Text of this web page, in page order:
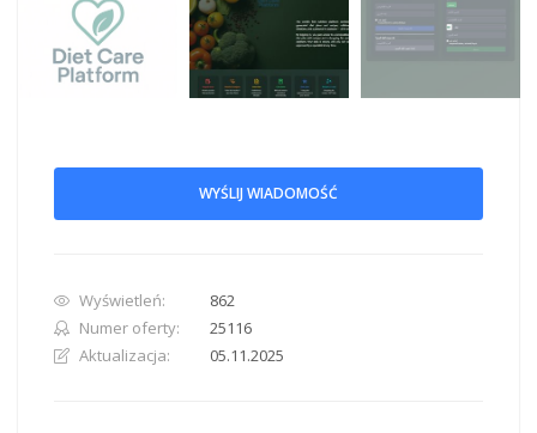
WYŚLIJ WIADOMOŚĆ
Wyświetleń:
862
Numer oferty:
25116
Aktualizacja:
05.11.2025